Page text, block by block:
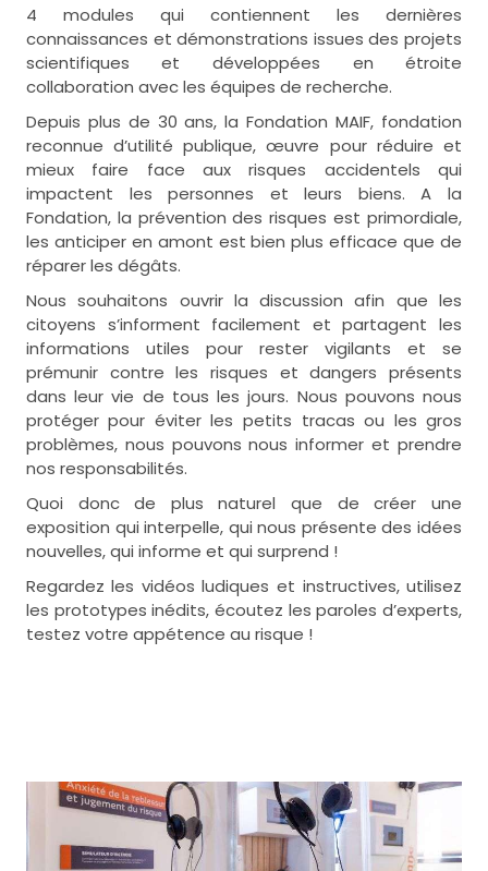
4 modules qui contiennent les dernières
connaissances et démonstrations issues des projets
scientifiques et développées en étroite
collaboration avec les équipes de recherche.
Depuis plus de 30 ans, la Fondation MAIF, fondation
reconnue d’utilité publique, œuvre pour réduire et
mieux faire face aux risques accidentels qui
impactent les personnes et leurs biens. A la
Fondation, la prévention des risques est primordiale,
les anticiper en amont est bien plus efficace que de
réparer les dégâts.
Nous souhaitons ouvrir la discussion afin que les
citoyens s’informent facilement et partagent les
informations utiles pour rester vigilants et se
prémunir contre les risques et dangers présents
dans leur vie de tous les jours. Nous pouvons nous
protéger pour éviter les petits tracas ou les gros
problèmes, nous pouvons nous informer et prendre
nos responsabilités.
Quoi donc de plus naturel que de créer une
exposition qui interpelle, qui nous présente des idées
nouvelles, qui informe et qui surprend !
Regardez les vidéos ludiques et instructives, utilisez
les prototypes inédits, écoutez les paroles d’experts,
testez votre appétence au risque !